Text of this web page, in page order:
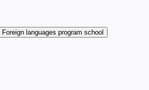
Foreign languages program school